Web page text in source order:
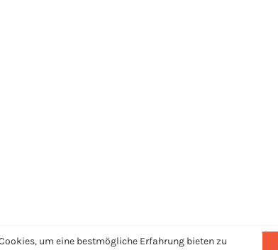
um eine bestmögliche Erfahrung bieten zu